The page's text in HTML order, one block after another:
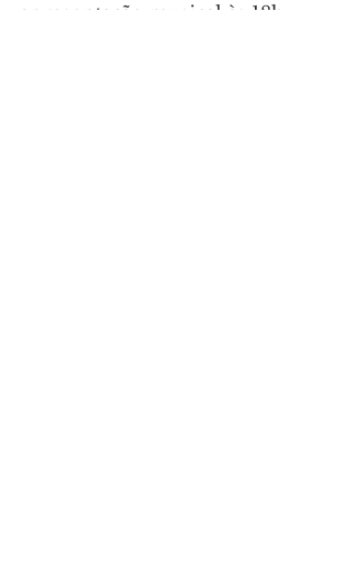
apresentação musical às 18h